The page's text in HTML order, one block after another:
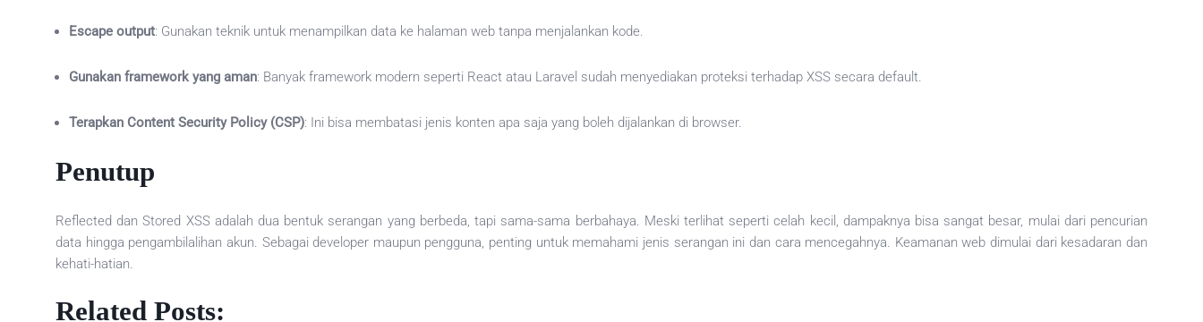
Escape output: Gunakan teknik untuk menampilkan data ke halaman web tanpa menjalankan kode.
Gunakan framework yang aman: Banyak framework modern seperti React atau Laravel sudah menyediakan proteksi terhadap XSS secara default.
Terapkan Content Security Policy (CSP): Ini bisa membatasi jenis konten apa saja yang boleh dijalankan di browser.
Penutup
Reflected dan Stored XSS adalah dua bentuk serangan yang berbeda, tapi sama-sama berbahaya. Meski terlihat seperti celah kecil, dampaknya bisa sangat besar, mulai dari pencurian
data hingga pengambilalihan akun. Sebagai developer maupun pengguna, penting untuk memahami jenis serangan ini dan cara mencegahnya. Keamanan web dimulai dari kesadaran dan
kehati-hatian.
Related Posts: